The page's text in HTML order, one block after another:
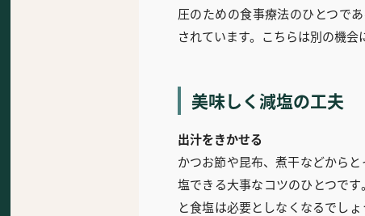
圧のための食事療法のひとつで
されています。こちらは別の機会
美味しく減塩の工夫
出汁をきかせる
かつお節や昆布、煮干などから
塩できる大事なコツのひとつで
と食塩は必要としなくなるでし